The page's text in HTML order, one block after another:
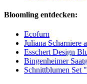
Bloomling entdecken:
Ecofurn
Juliana Scharniere
Esschert Design
Bingenheimer
Schnittblumen Set